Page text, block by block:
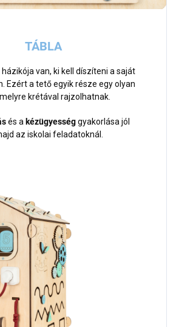
TÁBLA
házikója van, ki kell díszíteni a saját
Ezért a tető egyik része egy olyan
krétával rajzolhatnak.
és a kézügyesség gyakorlása jól
az iskolai feladatoknál.